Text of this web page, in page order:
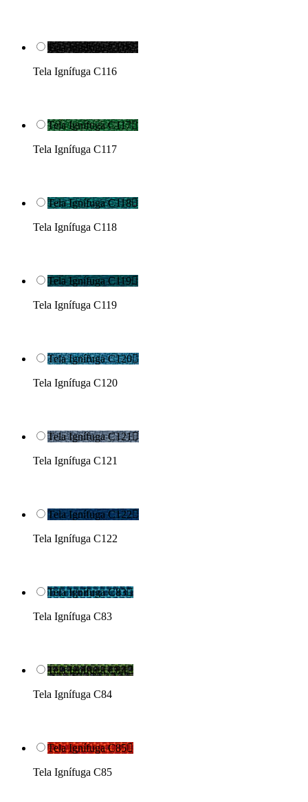
Tela Ignífuga C116
Tela Ignífuga C116
Tela Ignífuga C117
Tela Ignífuga C117
Tela Ignífuga C118
Tela Ignífuga C118
Tela Ignífuga C119
Tela Ignífuga C119
Tela Ignífuga C120
Tela Ignífuga C120
Tela Ignífuga C121
Tela Ignífuga C121
Tela Ignífuga C122
Tela Ignífuga C122
Tela Ignífuga C83
Tela Ignífuga C83
Tela Ignífuga C84
Tela Ignífuga C84
Tela Ignífuga C85
Tela Ignífuga C85